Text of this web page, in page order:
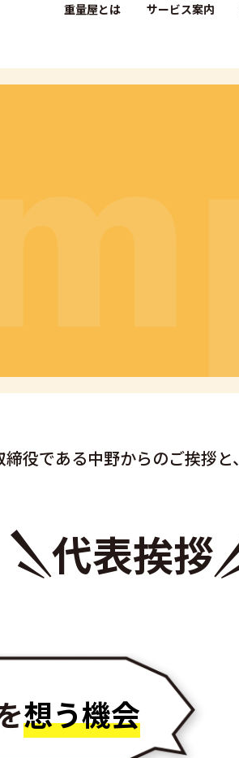
重量屋とは サービス案内
役である中野からのご挨拶と、
代表挨拶
想う機会